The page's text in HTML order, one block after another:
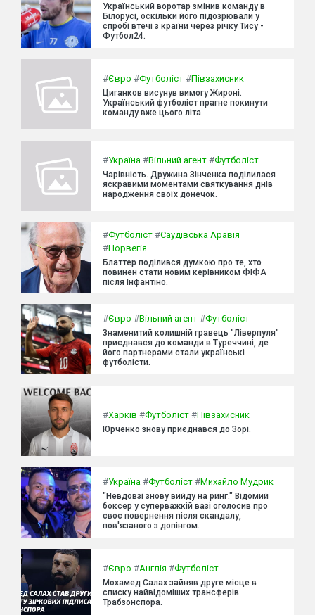
Український воротар змінив команду в
Білорусі, оскільки його підозрювали у
спробі втечі з країни через річку Тису -
Футбол24.
#Євро #Футболіст #Півзахисник
Циганков висунув вимогу Жироні.
Український футболіст прагне покинути
команду вже цього літа.
#Україна #Вільний агент #Футболіст
Чарівність. Дружина Зінченка поділилася
яскравими моментами святкування днів
народження своїх донечок.
#Футболіст #Саудівська Аравія
#Норвегія
Блаттер поділився думкою про те, хто
повинен стати новим керівником ФІФА
після Інфантіно.
#Євро #Вільний агент #Футболіст
Знаменитий колишній гравець "Ліверпуля"
приєднався до команди в Туреччині, де
його партнерами стали українські
футболісти.
#Харків #Футболіст #Півзахисник
Юрченко знову приєднався до Зорі.
#Україна #Футболіст #Михайло Мудрик
"Невдовзі знову вийду на ринг." Відомий
боксер у суперважкій вазі оголосив про
своє повернення після скандалу,
пов'язаного з допінгом.
#Євро #Англія #Футболіст
Мохамед Салах зайняв друге місце в
списку найвідоміших трансферів
Трабзонспора.